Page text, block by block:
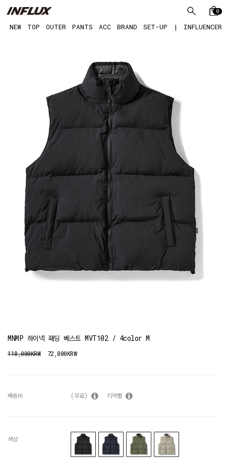
0
NEW TOP OUTER PANTS ACC BRAND SET-UP | INFLUENCER
MNMP 하이넥 패딩 베스트 MVT102 / 4color M
118,000KRW 72,800KRW
배송비 (무료) 지역별
색상